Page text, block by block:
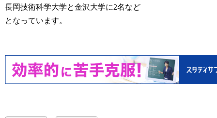
長岡技術科学大学と金沢大学に2名など
となっています。